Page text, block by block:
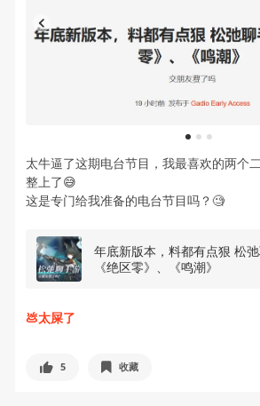
1 2 3
太牛逼了这期电台节目，我最喜欢的两个
整上了😅
这是专门给我准备的电台节目吗？🧐
年底新版本，料都有点狠 松弛
《绝区零》、《鸣潮》
💩太屎了
5 收藏